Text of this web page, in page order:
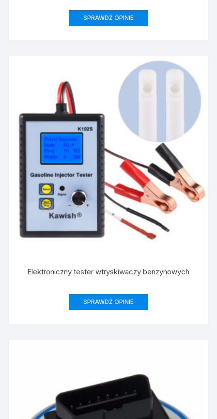
SPRAWDŹ OPINIE
Elektroniczny tester wtryskiwaczy benzynowych
SPRAWDŹ OPINIE